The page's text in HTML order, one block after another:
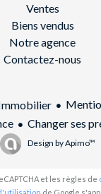
Ventes
Biens vendus
Notre agence
Contactez-nous
Changer ses
Design byApimo™
et les règles de